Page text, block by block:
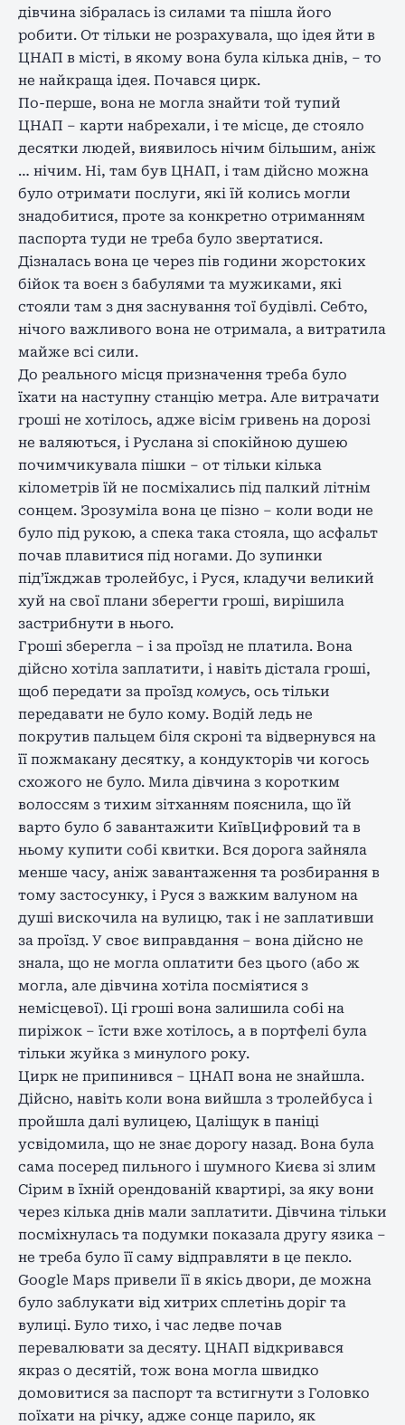
дівчина зібралась із силами та пішла його
робити. От тільки не розрахувала, що ідея йти в
ЦНАП в місті, в якому вона була кілька днів, – то
не найкраща ідея. Почався цирк.
По-перше, вона не могла знайти той тупий
ЦНАП – карти набрехали, і те місце, де стояло
десятки людей, виявилось нічим більшим, аніж
… нічим. Ні, там був ЦНАП, і там дійсно можна
було отримати послуги, які їй колись могли
знадобитися, проте за конкретно отриманням
паспорта туди не треба було звертатися.
Дізналась вона це через пів години жорстоких
бійок та воєн з бабулями та мужиками, які
стояли там з дня заснування тої будівлі. Себто,
нічого важливого вона не отримала, а витратила
майже всі сили.
До реального місця призначення треба було
їхати на наступну станцію метра. Але витрачати
гроші не хотілось, адже вісім гривень на дорозі
не валяються, і Руслана зі спокійною душею
почимчикувала пішки – от тільки кілька
кілометрів їй не посміхались під палкий літнім
сонцем. Зрозуміла вона це пізно – коли води не
було під рукою, а спека така стояла, що асфальт
почав плавитися під ногами. До зупинки
під’їжджав тролейбус, і Руся, кладучи великий
хуй на свої плани зберегти гроші, вирішила
застрибнути в нього.
Гроші зберегла – і за проїзд не платила. Вона
дійсно хотіла заплатити, і навіть дістала гроші,
щоб передати за проїзд комусь, ось тільки
передавати не було кому. Водій ледь не
покрутив пальцем біля скроні та відвернувся на
її пожмакану десятку, а кондукторів чи когось
схожого не було. Мила дівчина з коротким
волоссям з тихим зітханням пояснила, що їй
варто було б завантажити КиївЦифровий та в
ньому купити собі квитки. Вся дорога зайняла
менше часу, аніж завантаження та розбирання в
тому застосунку, і Руся з важким валуном на
душі вискочила на вулицю, так і не заплативши
за проїзд. У своє виправдання – вона дійсно не
знала, що не могла оплатити без цього (або ж
могла, але дівчина хотіла посміятися з
немісцевої). Ці гроші вона залишила собі на
пиріжок – їсти вже хотілось, а в портфелі була
тільки жуйка з минулого року.
Цирк не припинився – ЦНАП вона не знайшла.
Дійсно, навіть коли вона вийшла з тролейбуса і
пройшла далі вулицею, Цаліщук в паніці
усвідомила, що не знає дорогу назад. Вона була
сама посеред пильного і шумного Києва зі злим
Сірим в їхній орендованій квартирі, за яку вони
через кілька днів мали заплатити. Дівчина тільки
посміхнулась та подумки показала другу язика –
не треба було її саму відправляти в це пекло.
Google Maps привели її в якісь двори, де можна
було заблукати від хитрих сплетінь доріг та
вулиці. Було тихо, і час ледве почав
перевалювати за десяту. ЦНАП відкривався
якраз о десятій, тож вона могла швидко
домовитися за паспорт та встигнути з Головко
поїхати на річку, адже сонце парило, як